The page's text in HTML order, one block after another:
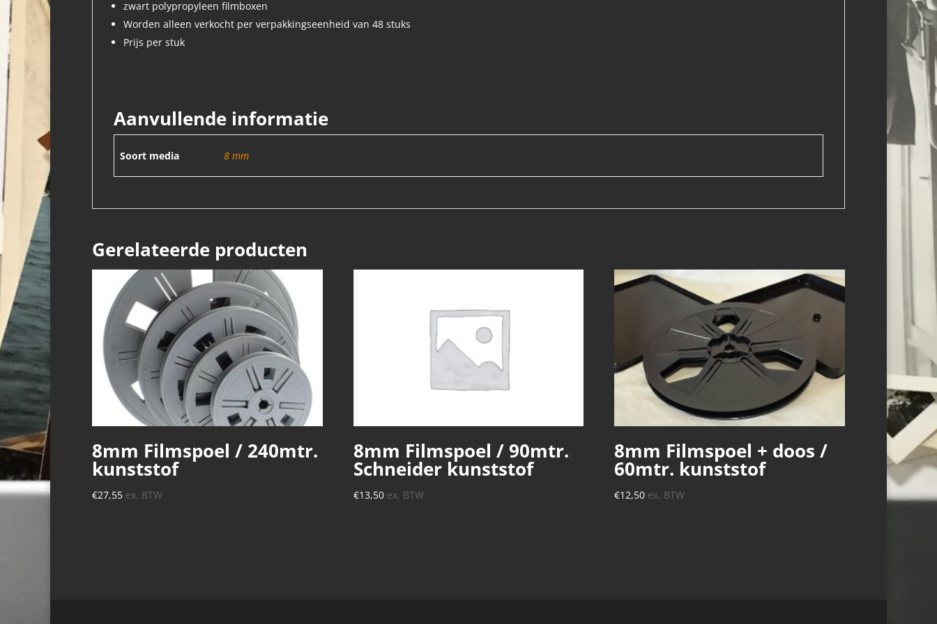
zwart polypropyleen filmboxen
Worden alleen verkocht per verpakkingseenheid van 48 stuks
Prijs per stuk
Aanvullende informatie
Soort media 8 mm
Gerelateerde producten
8mm Filmspoel / 240mtr.
kunststof
€27,55 ex. BTW
8mm Filmspoel / 90mtr.
Schneider kunststof
€13,50 ex. BTW
8mm Filmspoel + doos /
60mtr. kunststof
€12,50 ex. BTW